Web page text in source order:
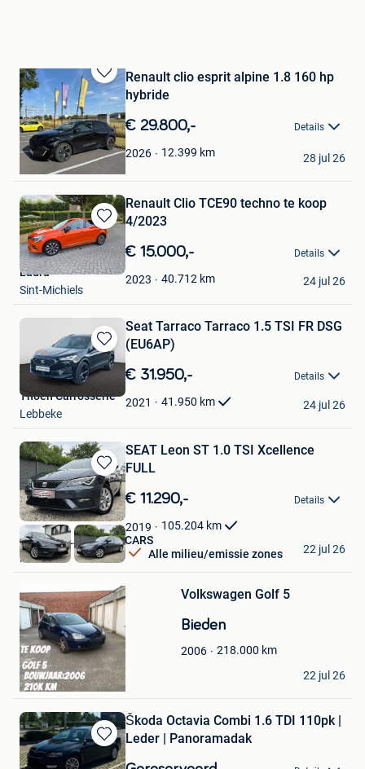
Bewaren
in
Mijn
Favorieten
Renault clio esprit alpine 1.8 160 hp
hybride
€ 29.800,- Details
2026 12.399 km
Milan Debruyne
Poperinge
28 jul 26
Bewaren
in
Mijn
Favorieten
Renault Clio TCE90 techno te koop
4/2023
€ 15.000,- Details
2023 40.712 km
Laura
Sint-Michiels
24 jul 26
Bewaren
in
Mijn
Favorieten
Seat Tarraco Tarraco 1.5 TSI FR DSG
(EU6AP)
€ 31.950,- Details
2021 41.950 km
Thoen Carrosserie
Lebbeke
24 jul 26
Bewaren
in
Mijn
Favorieten
SEAT Leon ST 1.0 TSI Xcellence
FULL
€ 11.290,- Details
2019 105.204 km
Alle milieu/emissie zones
SPRL KISLALI EURO CARS
Hensies
22 jul 26
in
Mijn
Favorieten
Volkswagen Golf 5
Bieden
2006 218.000 km
Youssri Jaber
Deurne
22 jul 26
Bewaren
in
Škoda Octavia Combi 1.6 TDI 110pk |
Leder | Panoramadak